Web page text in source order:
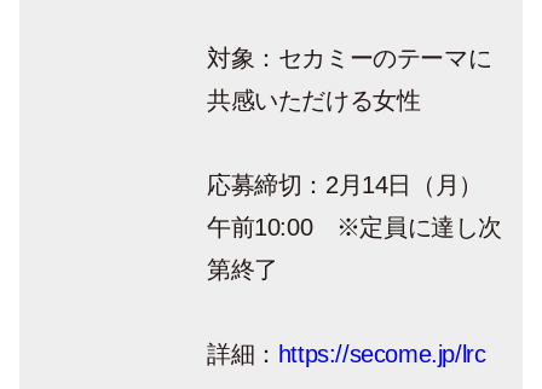
対象：セカミーのテーマに
共感いただける女性
応募締切：2月14日（月）
午前10:00 ※定員に達し次
第終了
詳細： https://secome.jp/lrc